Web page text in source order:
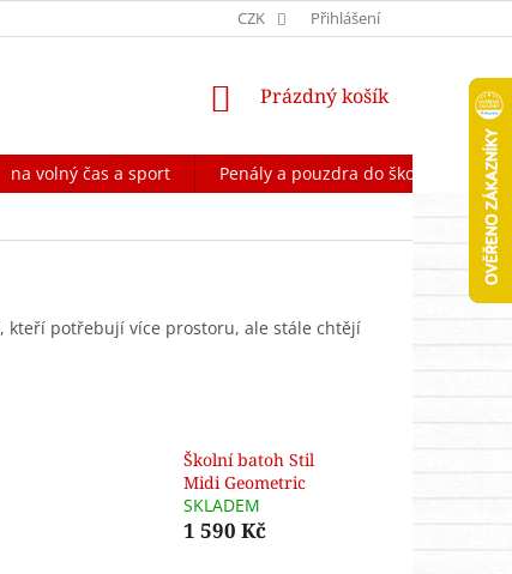
FORMULÁŘ NA ODSTOUPENÍ OD
CZK Přihlášení
NÁKUPNÍ
Prázdný košík
na volný čas a sport Penály a pouzdra do školy
, kteří potřebují více prostoru, ale stále chtějí
Školní batoh Stil
Midi Geometric
SKLADEM
1 590 Kč